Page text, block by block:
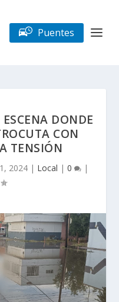
Puentes
DONDE
CON
TENSIÓN
2024| Local | 0 |